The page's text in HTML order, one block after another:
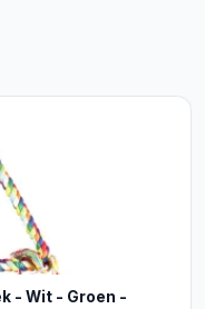
- Wit - Groen -